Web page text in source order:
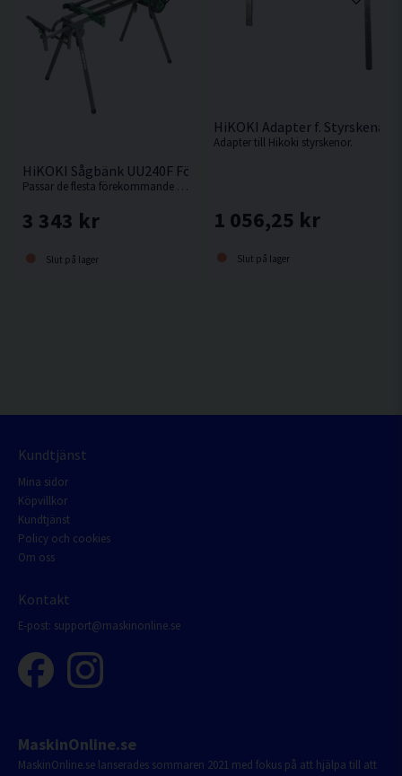
HiKOKI Sågbänk UU240F För Kap-/Gersåg
Passar de flesta förekommande kap-/gersågar.
3 343 kr
Slut på lager
HiKOKI Adapter f. Styrskena
Adapter till Hikoki styrskenor.
1 056,25 kr
Slut på lager
Kundtjänst
Mina sidor
Köpvillkor
Kundtjänst
Policy och cookies
Om oss
Kontakt
E-post: support@maskinonline.se
MaskinOnline.se
MaskinOnline.se lanserades sommaren 2021 med fokus på att hjälpa till att